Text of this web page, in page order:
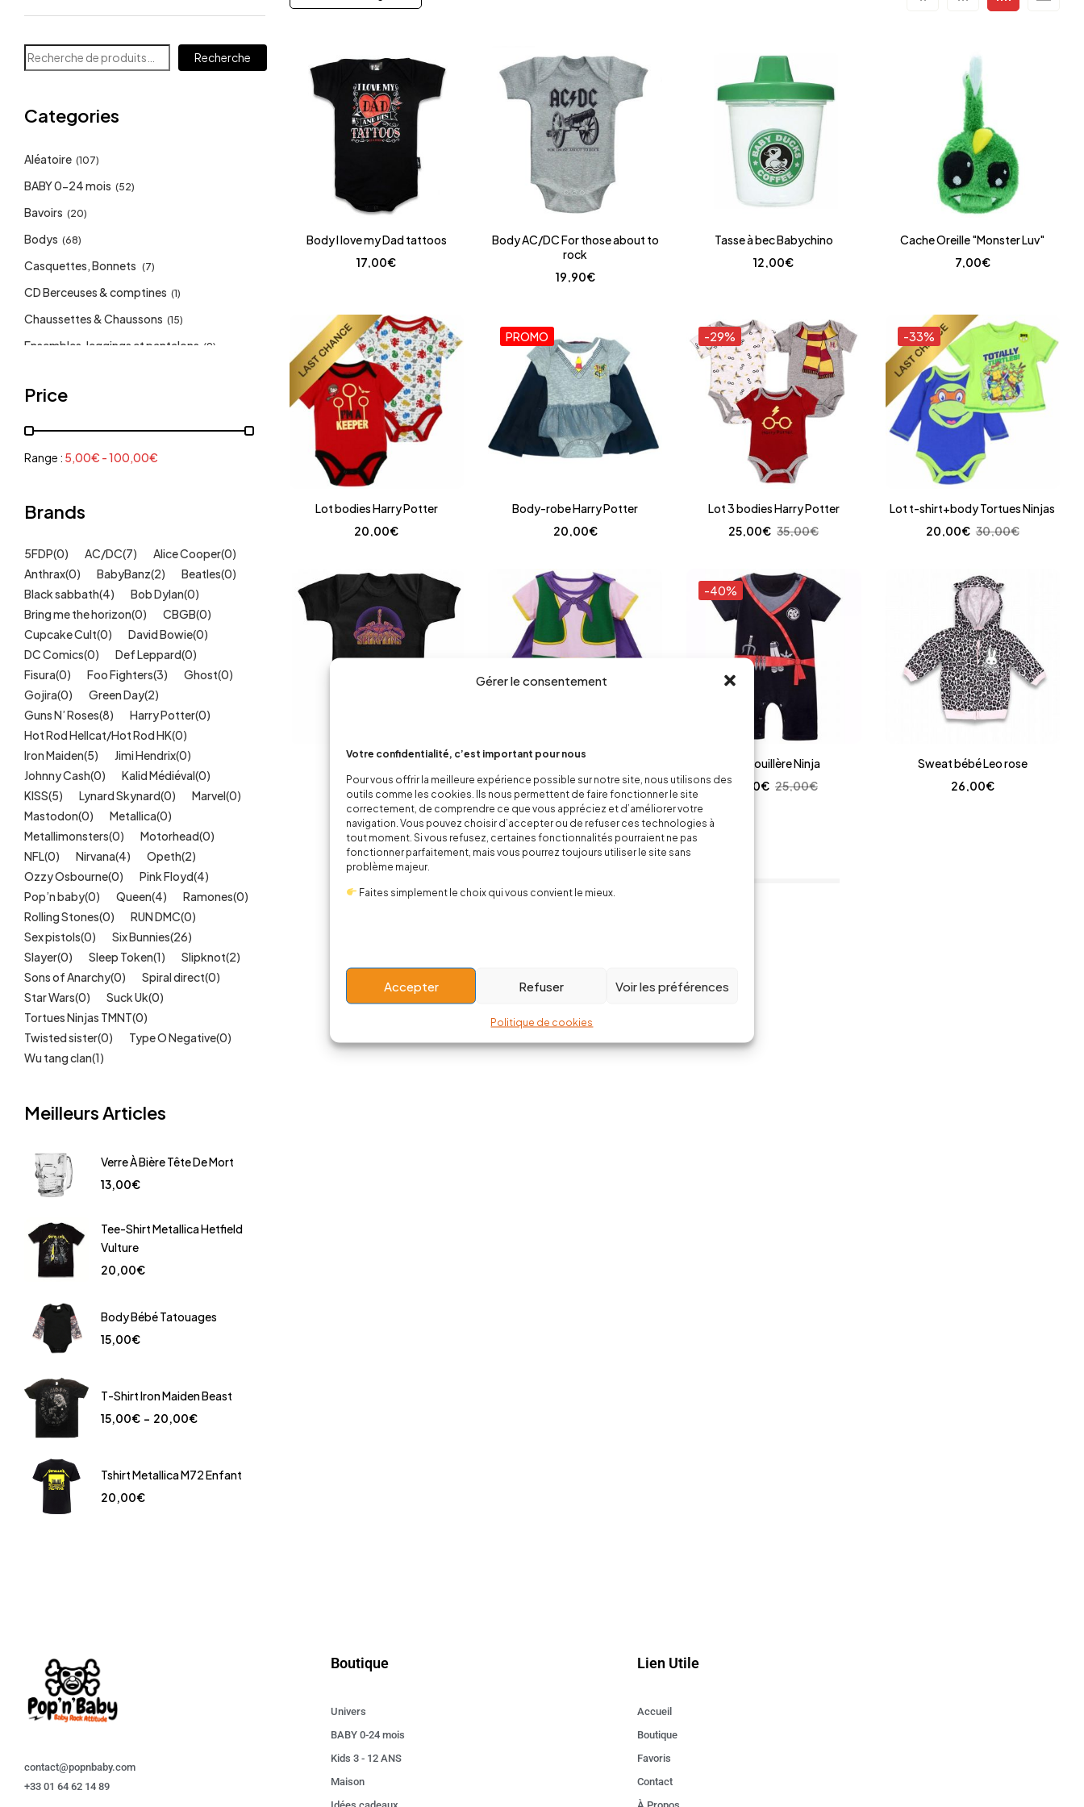
Gérer le consentement
Votre confidentialité, c’est important pour nous
Pour vous offrir la meilleure expérience possible sur notre site, nous utilisons des
outils comme les cookies. Ils nous permettent de faire fonctionner le site
correctement, de comprendre ce que vous appréciez et d’améliorer votre
navigation. Vous pouvez choisir d’accepter ou de refuser ces technologies à
tout moment. Si vous refusez, certaines fonctionnalités pourraient ne pas
fonctionner parfaitement, mais vous pourrez toujours utiliser le site sans
problème majeur.
Faites simplement le choix qui vous convient le mieux.
Accepter Refuser Voir les préférences
Politique de cookies
Recherche
Categories
Aléatoire (107)
BABY 0-24 mois (52)
Bavoirs (20)
Bodys (68)
Casquettes, Bonnets (7)
CD Berceuses & comptines (1)
Chaussettes & Chaussons (15)
Ensembles, leggings et pantalons (9)
Mode Fille
Mode Garçon
Sweat, pulls, gilets (6)
Tétines (11)
Kids (209)
Outlet (40)
Univers (422)
Price
Range : 5,00€ -100,00€
Brands
5FDP(0) AC/DC(7) Alice Cooper(0)
Anthrax(0) BabyBanz(2) Beatles(0)
Black sabbath(4) Bob Dylan(0)
Bring me the horizon(0) CBGB(0)
Cupcake Cult(0) David Bowie(0)
DC Comics(0) Def Leppard(0)
Fisura(0) Foo Fighters(3) Ghost(0)
Gojira(0) Green Day(2)
Guns N’ Roses(8) Harry Potter(0)
Hot Rod Hellcat/Hot Rod HK(0)
Iron Maiden(5) Jimi Hendrix(0)
Johnny Cash(0) Kalid Médiéval(0)
KISS(5) Lynard Skynard(0) Marvel(0)
Mastodon(0) Metallica(0)
Metallimonsters(0) Motorhead(0)
NFL(0) Nirvana(4) Opeth(2)
Ozzy Osbourne(0) Pink Floyd(4)
Pop’n baby(0) Queen(4) Ramones(0)
Rolling Stones(0) RUN DMC(0)
Sex pistols(0) Six Bunnies(26)
Slayer(0) Sleep Token(1) Slipknot(2)
Sons of Anarchy(0) Spiral direct(0)
Star Wars(0) Suck Uk(0)
Tortues Ninjas TMNT(0)
Twisted sister(0) Type O Negative(0)
Wu tang clan(1)
Meilleurs Articles
Verre À Bière Tête De Mort
13,00€
Tee-Shirt Metallica Hetfield
Vulture
20,00€
Body Bébé Tatouages
15,00€
T-Shirt Iron Maiden Beast
15,00€ – 20,00€
Tshirt Metallica M72 Enfant
20,00€
Body I love my Dad tattoos
17,00€
Body AC/DC For those about to
rock
19,90€
Tasse à bec Babychino
12,00€
Cache Oreille "Monster Luv"
7,00€
Lot bodies Harry Potter
20,00€
PROMO
Body-robe Harry Potter
20,00€
-29%
Lot 3 bodies Harry Potter
35,00€
25,00€
-33%
Lot t-shirt+body Tortues Ninjas
30,00€
20,00€
19,90€
Barboteuse manga bébé
20,00€
-40%
Grenouillère Ninja
25,00€
15,00€
Sweat bébé Leo rose
26,00€
Showing 1–12 of 446 item(s)
contact@popnbaby.com
+33 01 64 62 14 89
Boutique
Univers
BABY 0-24 mois
Kids 3 - 12 ANS
Maison
Lien Utile
Accueil
Boutique
Favoris
Contact